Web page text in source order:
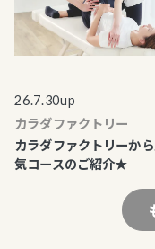
26.7.30up
カラダファクトリー
カラダファクトリーか
気コースのご紹介★